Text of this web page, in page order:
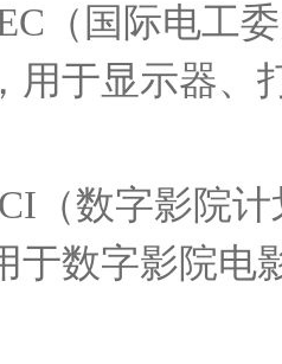
（国际电工
用于显示器、
（数字影院
于数字影院电